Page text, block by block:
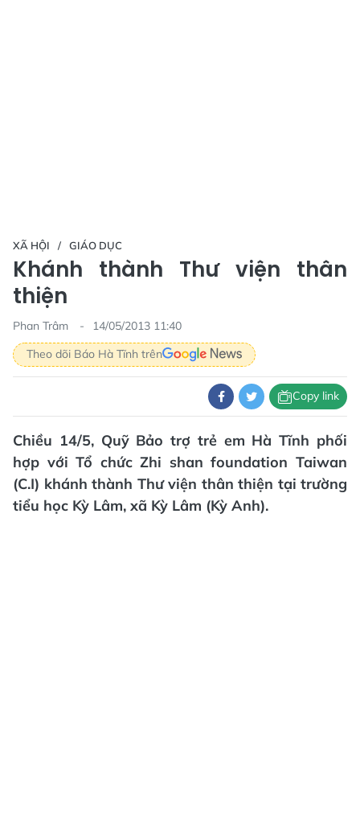
XÃ HỘI GIÁO DỤC
Khánh thành Thư viện thân
thiện
Phan Trâm
14/05/2013 11:40
Theo dõi Báo Hà Tĩnh trên
Copy link
Chiều 14/5, Quỹ Bảo trợ trẻ em Hà Tĩnh phối
hợp với Tổ chức Zhi shan foundation Taiwan
(C.I) khánh thành Thư viện thân thiện tại trường
tiểu học Kỳ Lâm, xã Kỳ Lâm (Kỳ Anh).